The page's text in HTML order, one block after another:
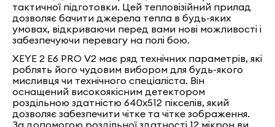
тактичної підготовки. Цей тепловізійний прилад
дозволяє бачити джерела тепла в будь-яких
умовах, відкриваючи перед вами нові можливості і
забезпечуючи перевагу на полі бою.
XEYE 2 E6 PRO V2 має ряд технічних параметрів, які
роблять його чудовим вибором для будь-якого
мисливця чи технічного спеціаліста. Він
оснащений високоякісним детектором
роздільною здатністю 640x512 пікселів, який
дозволяє забезпечити чітке та чітке зображення.
За допомогою роздільної здатності 12 мікрон ви